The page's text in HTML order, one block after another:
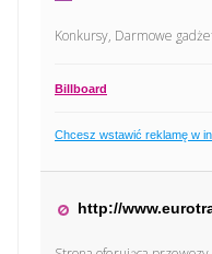
Konkursy, Darmowe
Billboard
Chcesz wstawić reklamę w
http://